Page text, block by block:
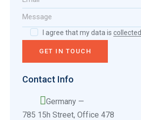
I agree that my data iscollected
Contact Info
Germany —
785 15h Street, Office 478